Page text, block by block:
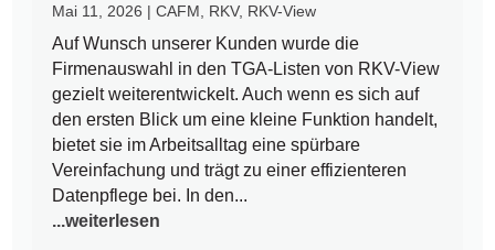
Mai 11, 2026 |CAFM RKV, RKV-View
Auf Wunsch unserer Kunden wurde die
Firmenauswahl in den TGA-Listen von RKV-View
gezielt weiterentwickelt. Auch wenn es sich auf
den ersten Blick um eine kleine Funktion handelt,
bietet sie im Arbeitsalltag eine spürbare
Vereinfachung und trägt zu einer effizienteren
Datenpflege bei. In den...
...weiterlesen